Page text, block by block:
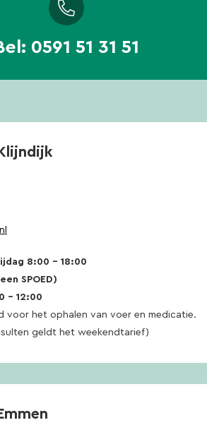
0591 51 31 51
8:00 – 18:00
SPOED)
– 12:00
voor het ophalen van voer en medicatie.
geldt het weekendtarief)